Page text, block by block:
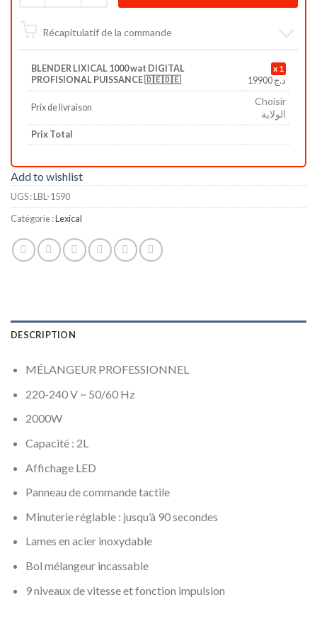
Récapitulatif de la commande
BLENDER LIXICAL 1000 wat DIGITAL
PROFISIONAL PUISSANCE 🇩🇪🇩🇪
1
19900 د.ج
Prix de livraison
Choisir
الولاية
Prix Total
Add to wishlist
UGS :LBL-1590
Catégorie :Lexical
DESCRIPTION
MÉLANGEUR PROFESSIONNEL
220-240 V ~ 50/60 Hz
2000W
Capacité : 2L
Affichage LED
Panneau de commande tactile
Minuterie réglable : jusqu’à 90 secondes
Lames en acier inoxydable
Bol mélangeur incassable
9 niveaux de vitesse et fonction impulsion